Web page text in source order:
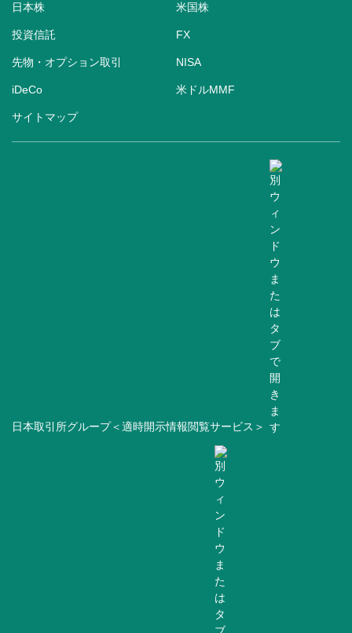
日本株 米国株
投資信託 FX
先物・オプション取引 NISA
iDeCo 米ドルMMF
サイトマップ
日本取引所グループ＜適時開示情報閲覧サービス＞